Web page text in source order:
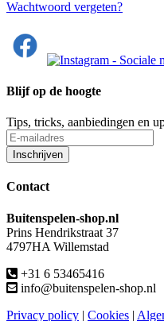
Wachtwoord vergeten?
Blijf op de hoogte
Tips, tricks, aanbiedingen en
Contact
Buitenspelen-shop.nl
Prins Hendrikstraat 37
4797HA Willemstad
+31 6 53465416
info@buitenspelen-shop.nl
Privacy policy | Cookies |